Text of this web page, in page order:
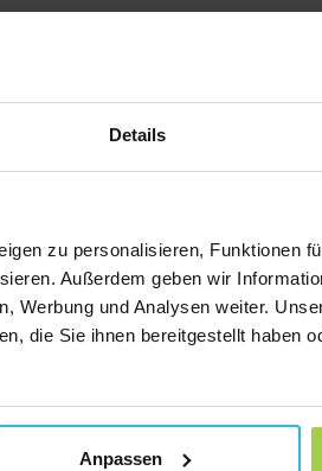
Details
zu personalisieren, Funktionen
Außerdem geben wir
Werbung und Analysen weiter.
die Sie ihnen bereitgestellt haben
Anpassen